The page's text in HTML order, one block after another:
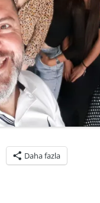
Daha fazla